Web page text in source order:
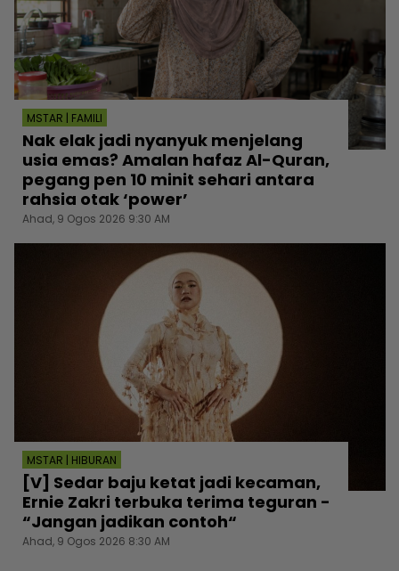
MSTAR | FAMILI
Nak elak jadi nyanyuk menjelang
usia emas? Amalan hafaz Al-Quran,
pegang pen 10 minit sehari antara
rahsia otak ‘power’
Ahad, 9 Ogos 2026 9:30 AM
MSTAR | HIBURAN
[V] Sedar baju ketat jadi kecaman,
Ernie Zakri terbuka terima teguran -
“Jangan jadikan contoh“
Ahad, 9 Ogos 2026 8:30 AM